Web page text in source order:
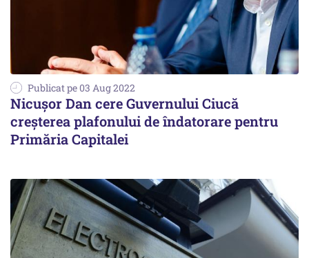
Publicat pe 03 Aug 2022
Nicuşor Dan cere Guvernului Ciucă
creşterea plafonului de îndatorare pentru
Primăria Capitalei